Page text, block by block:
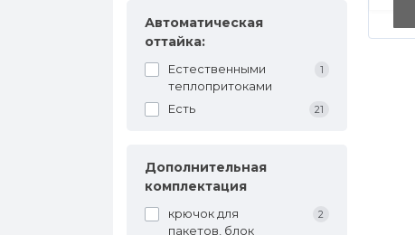
Автоматическая
оттайка:
Естественными
теплопритоками
1
Есть 21
Дополнительная
комплектация
крючок для
пакетов, блок
2